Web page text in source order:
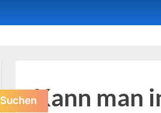
Kann man
Suchen